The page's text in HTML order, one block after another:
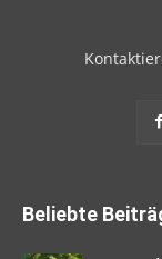
Beliebte